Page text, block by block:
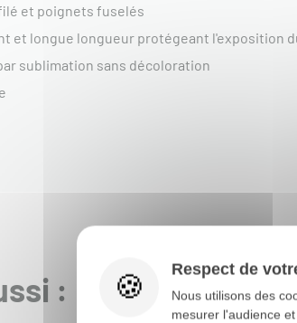
et poignets fuselés
et longue longueur protégeant l'exposition
sublimation sans décoloration
:
Respect de
Nous utilisons des
mesurer l'audience